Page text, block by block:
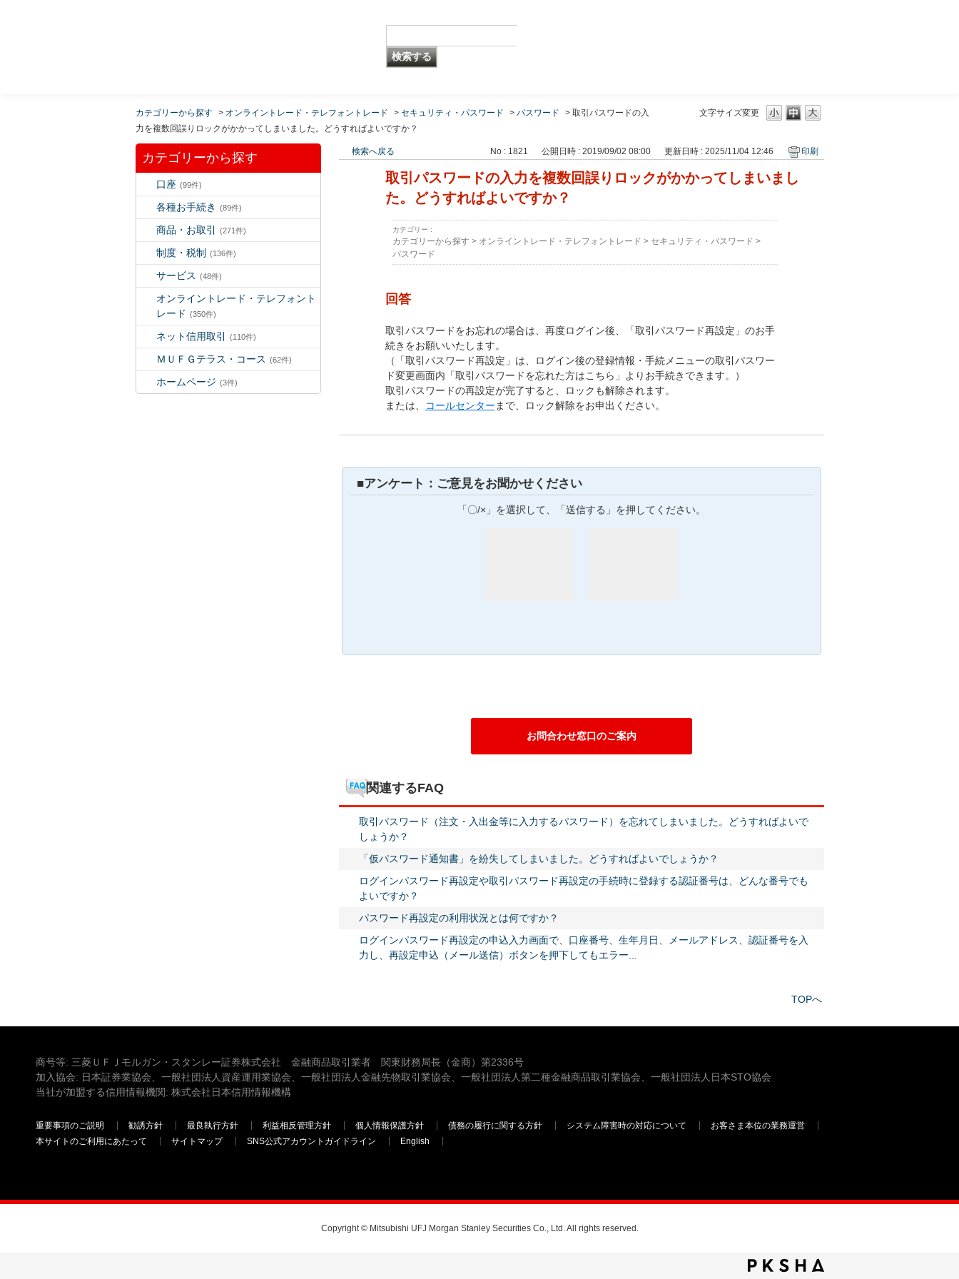
文字サイズ変更
カテゴリーから探す > オンライントレード・テレフォントレード > セキュリティ・パスワード > パスワード > 取引パスワードの入
力を複数回誤りロックがかかってしまいました。どうすればよいですか？
カテゴリーから探す
口座 (99件)
各種お手続き (89件)
商品・お取引 (271件)
制度・税制 (136件)
サービス (48件)
オンライントレード・テレフォント
レード (350件)
ネット信用取引 (110件)
ＭＵＦＧテラス・コース (62件)
ホームページ (3件)
検索へ戻る No : 1821 公開日時 : 2019/09/02 08:00 更新日時 : 2025/11/04 12:46 印刷
取引パスワードの入力を複数回誤りロックがかかってしまいまし
た。どうすればよいですか？
カテゴリー :
カテゴリーから探す > オンライントレード・テレフォントレード > セキュリティ・パスワード >
パスワード
回答
取引パスワードをお忘れの場合は、再度ログイン後、「取引パスワード再設定」のお手
続きをお願いいたします。
（「取引パスワード再設定」は、ログイン後の登録情報・手続メニューの取引パスワー
ド変更画面内「取引パスワードを忘れた方はこちら」よりお手続きできます。）
取引パスワードの再設定が完了すると、ロックも解除されます。
または、
コールセンター まで、ロック解除をお申出ください。
■アンケート：ご意見をお聞かせください
「〇/×」を選択して、「送信する」を押してください。
お問合わせ窓口のご案内
関連するFAQ
取引パスワード（注文・入出金等に入力するパスワード）を忘れてしまいました。どうすればよいで
しょうか？
「仮パスワード通知書」を紛失してしまいました。どうすればよいでしょうか？
ログインパスワード再設定や取引パスワード再設定の手続時に登録する認証番号は、どんな番号でも
よいですか？
パスワード再設定の利用状況とは何ですか？
ログインパスワード再設定の申込入力画面で、口座番号、生年月日、メールアドレス、認証番号を入
力し、再設定申込（メール送信）ボタンを押下してもエラー...
TOPへ
商号等: 三菱ＵＦＪモルガン・スタンレー証券株式会社 金融商品取引業者 関東財務局長（金商）第2336号
加入協会: 日本証券業協会、一般社団法人資産運用業協会、一般社団法人金融先物取引業協会、一般社団法人第二種金融商品取引業協会、一般社団法人日本STO協会
当社が加盟する信用情報機関: 株式会社日本信用情報機構
重要事項のご説明 勧誘方針 最良執行方針 利益相反管理方針 個人情報保護方針 債務の履行に関する方針 システム障害時の対応について
お客さま本位の業務運営
本サイトのご利用にあたって
サイトマップ SNS公式アカウントガイドライン English
Copyright © Mitsubishi UFJ Morgan Stanley Securities Co., Ltd. All rights reserved.